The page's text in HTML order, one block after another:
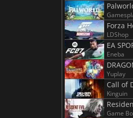
Forza
LDShop
EA
Eneba
Yuplay
Call of
Kinguin
Game